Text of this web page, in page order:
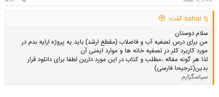
sahar tj گفت:
سلام دوستان
من برای درس تصفیه آب و فاضلاب (مقطع ارشد) باید یه پروژه ارایه بدم در
مورد کاربرد کلر در تصفیه خانه ها و موارد ایمنی آن
لذا هر گونه مفاله ،مطلب و کتاب در این مورد دارین لطفا برای دانلود قرار
بدین(ترجیحا فارسی)
سپاسگزارم